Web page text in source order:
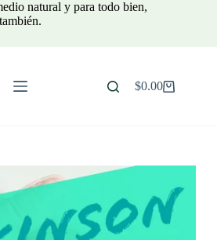
natural y para todo bien,
también.
Carro
$0.00